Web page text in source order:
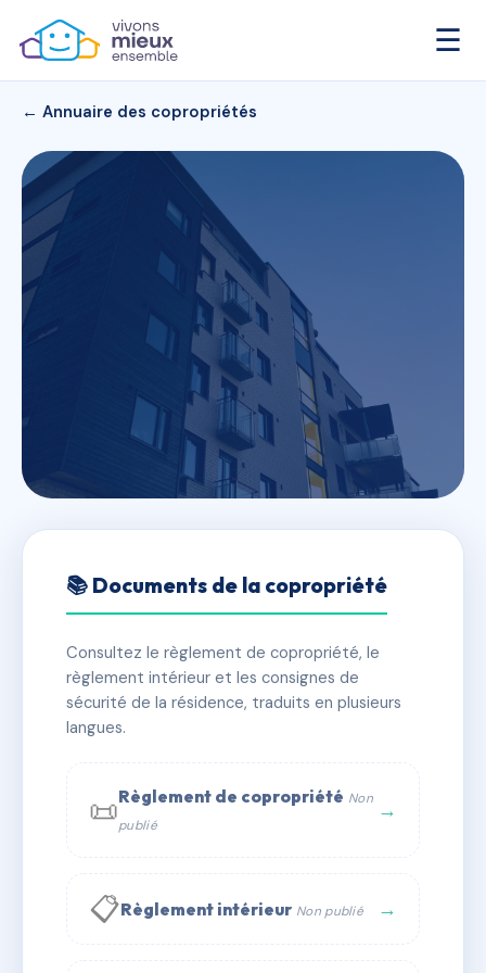
☰
← Annuaire des copropriétés
RESIDENCE HOTEL DE
BEZANNES
📍 18 crs jean baptiste langlet 51100 Reims
✓ Immatriculée 🏠 150 lots 🏗 2 bâtiment(s)
📞 Contacter Syndic Digital 💬 WhatsApp
✉ Email
📚 Documents de la copropriété
Consultez le règlement de copropriété, le
règlement intérieur et les consignes de
sécurité de la résidence, traduits en plusieurs
langues.
📜Règlement de copropriété Non
publié
→
📋Règlement intérieur Non publié →